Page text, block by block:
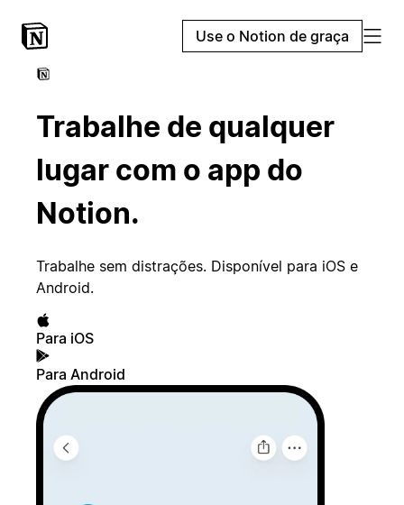
Use o Notion de graça
Trabalhe de qualquer
lugar com o app do
Notion.
Trabalhe sem distrações. Disponível para iOS e
Android.
Para iOS
Para Android